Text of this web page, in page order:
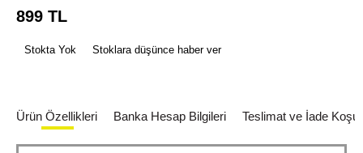
899 TL
Stokta Yok Stoklara düşünce haber ver
Ürün Özellikleri Banka Hesap Bilgileri Teslimat ve İade